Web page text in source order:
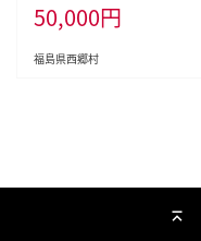
50,000円
福島県西郷村